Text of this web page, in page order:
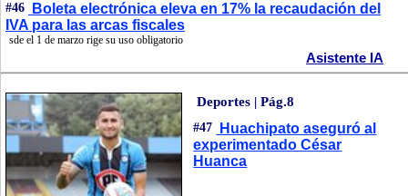
#46
Boleta electrónica eleva en 17% la recaudación del
IVA para las arcas fiscales
sde el 1 de marzo rige su uso obligatorio
Asistente IA
Deportes | Pág.8
#47
Huachipato aseguró al
experimentado César
Huanca